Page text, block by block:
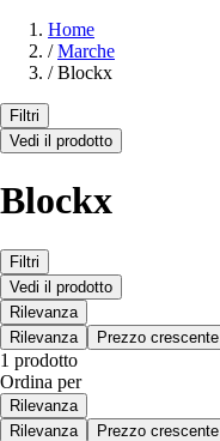
Home
/ Marche
/ Blockx
Filtri
Vedi il prodotto
Blockx
Filtri
Vedi il prodotto
Rilevanza
Rilevanza
Prezzo crescente
1 prodotto
Ordina per
Rilevanza
Rilevanza
Prezzo crescente